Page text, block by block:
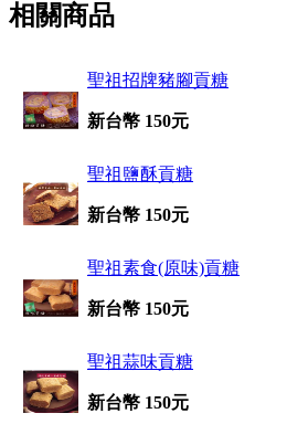
相關商品
聖祖招牌豬腳貢糖
新台幣 150元
聖祖鹽酥貢糖
新台幣 150元
聖祖素食(原味)貢糖
新台幣 150元
聖祖蒜味貢糖
新台幣 150元